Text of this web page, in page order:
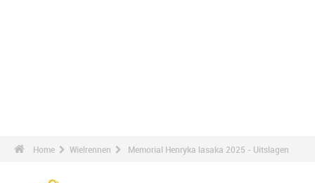
Home Wielrennen Memorial Henryka lasaka 2025 - Uitslagen